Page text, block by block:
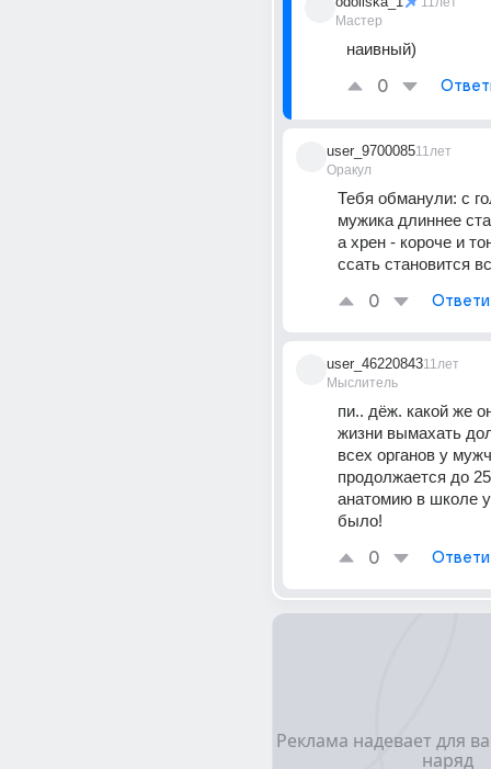
Мастер
наивный)
0
user_9700085
Оракул
11лет
Тебя обманули: с
мужика длиннее
а хрен - короче и
ссать становится
0
user_46220843
Мыслитель
11лет
пи.. дёж. какой же
жизни вымахать
всех органов у
продолжается до
анатомию в школе
было!
0